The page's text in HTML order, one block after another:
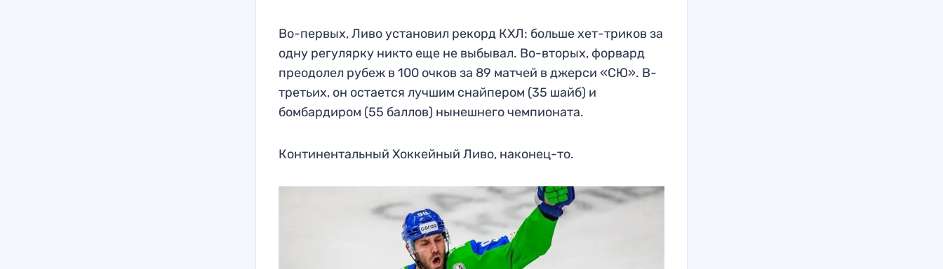
Во-первых, Ливо установил рекорд КХЛ: больше хет-триков за
одну регулярку никто еще не выбывал. Во-вторых, форвард
преодолел рубеж в 100 очков за 89 матчей в джерси «СЮ». В-
третьих, он остается лучшим снайпером (35 шайб) и
бомбардиром (55 баллов) нынешнего чемпионата.
Континентальный Хоккейный Ливо, наконец-то.